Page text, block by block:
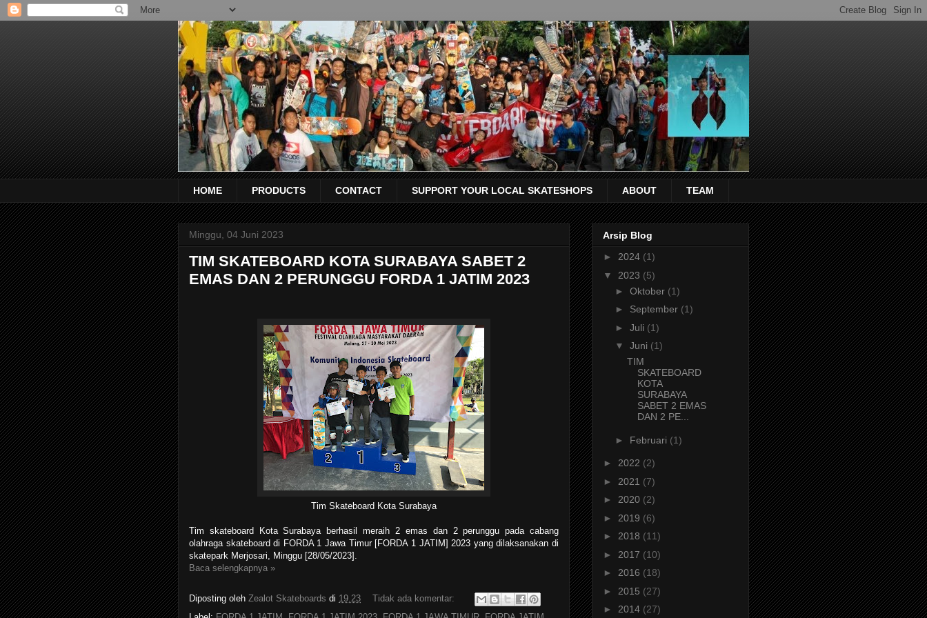
HOME PRODUCTS CONTACT SUPPORT YOUR LOCAL SKATESHOPS ABOUT TEAM
Minggu, 04 Juni 2023
TIM SKATEBOARD KOTA SURABAYA SABET 2
EMAS DAN 2 PERUNGGU FORDA 1 JATIM 2023
Tim Skateboard Kota Surabaya
Tim skateboard Kota Surabaya berhasil meraih 2 emas dan 2 perunggu pada cabang
olahraga skateboard di FORDA 1 Jawa Timur [FORDA 1 JATIM] 2023 yang dilaksanakan di
skatepark Merjosari, Minggu [28/05/2023].
Baca selengkapnya »
Diposting oleh Zealot Skateboards di 19.23
Tidak ada komentar:
Arsip Blog
► 2024 (1)
▼ 2023 (5)
► Oktober (1)
► September (1)
► Juli (1)
▼ Juni (1)
TIM
SKATEBOARD
KOTA
SURABAYA
SABET 2 EMAS
DAN 2 PE...
► Februari (1)
► 2022 (2)
► 2021 (7)
► 2020 (2)
► 2019 (6)
► 2018 (11)
► 2017 (10)
► 2016 (18)
► 2015 (27)
► 2014 (27)